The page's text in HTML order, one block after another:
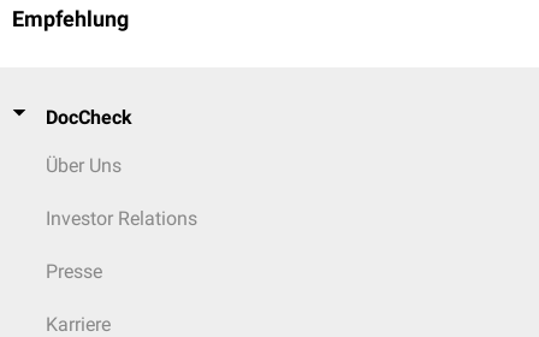
Empfehlung
DocCheck
Über Uns
Investor Relations
Presse
Karriere